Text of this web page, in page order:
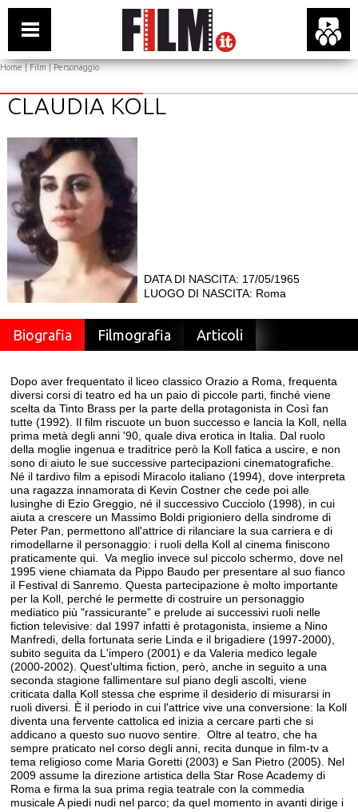
Home|Film| Personaggio
CLAUDIA KOLL
DATA DI NASCITA: 17/05/1965
LUOGO DI NASCITA: Roma
Biografia Filmografia Articoli
Dopo aver frequentato il liceo classico Orazio a Roma, frequenta
diversi corsi di teatro ed ha un paio di piccole parti, finché viene
scelta da Tinto Brass per la parte della protagonista in Così fan
tutte (1992). Il film riscuote un buon successo e lancia la Koll, nella
prima metà degli anni '90, quale diva erotica in Italia. Dal ruolo
della moglie ingenua e traditrice però la Koll fatica a uscire, e non
sono di aiuto le sue successive partecipazioni cinematografiche.
Né il tardivo film a episodi Miracolo italiano (1994), dove interpreta
una ragazza innamorata di Kevin Costner che cede poi alle
lusinghe di Ezio Greggio, né il successivo Cucciolo (1998), in cui
aiuta a crescere un Massimo Boldi prigioniero della sindrome di
Peter Pan, permettono all'attrice di rilanciare la sua carriera e di
rimodellarne il personaggio: i ruoli della Koll al cinema finiscono
praticamente qui. Va meglio invece sul piccolo schermo, dove nel
1995 viene chiamata da Pippo Baudo per presentare al suo fianco
il Festival di Sanremo. Questa partecipazione è molto importante
per la Koll, perché le permette di costruire un personaggio
mediatico più "rassicurante" e prelude ai successivi ruoli nelle
fiction televisive: dal 1997 infatti è protagonista, insieme a Nino
Manfredi, della fortunata serie Linda e il brigadiere (1997-2000),
subito seguita da L'impero (2001) e da Valeria medico legale
(2000-2002). Quest'ultima fiction, però, anche in seguito a una
seconda stagione fallimentare sul piano degli ascolti, viene
criticata dalla Koll stessa che esprime il desiderio di misurarsi in
ruoli diversi. È il periodo in cui l'attrice vive una conversione: la Koll
diventa una fervente cattolica ed inizia a cercare parti che si
addicano a questo suo nuovo sentire. Oltre al teatro, che ha
sempre praticato nel corso degli anni, recita dunque in film-tv a
tema religioso come Maria Goretti (2003) e San Pietro (2005). Nel
2009 assume la direzione artistica della Star Rose Academy di
Roma e firma la sua prima regia teatrale con la commedia
musicale A piedi nudi nel parco; da quel momento in avanti dirige i